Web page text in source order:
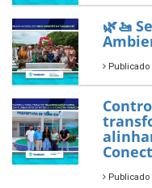
🌿🚤